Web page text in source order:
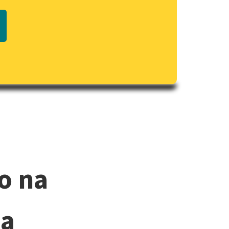
PDF
wrażliwych
na